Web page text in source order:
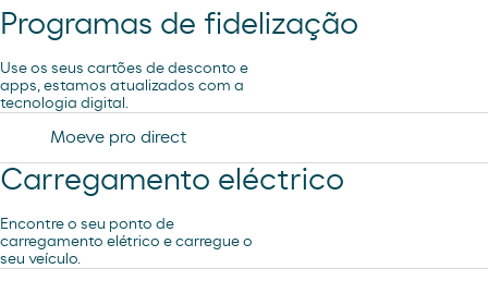
Loja Moeve Market - Depaso
Aspiração
Lavagem Manual – Jet Wash
Lavagem Automática de automóveis
Subscrição de lavagem automática
Programas de fidelização
Use os seus cartões de desconto e
apps, estamos atualizados com a
tecnologia digital.
Moeve pro direct
Carregamento eléctrico
Encontre o seu ponto de
carregamento elétrico e carregue o
seu veículo.